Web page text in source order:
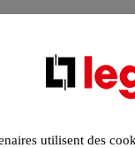
utilisent des